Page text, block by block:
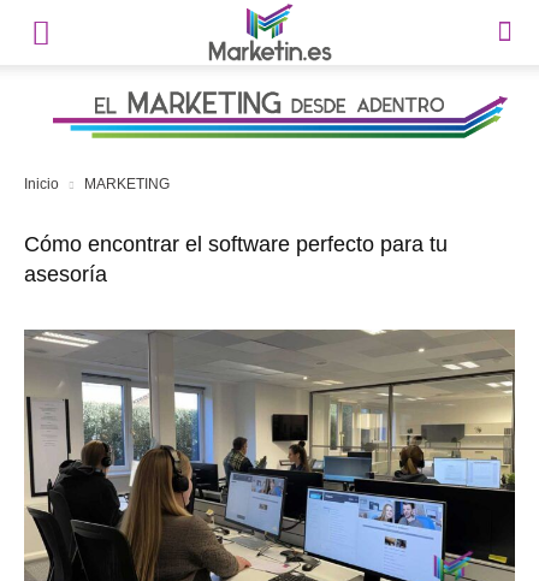
Inicio MARKETING
Cómo encontrar el software perfecto para tu
asesoría